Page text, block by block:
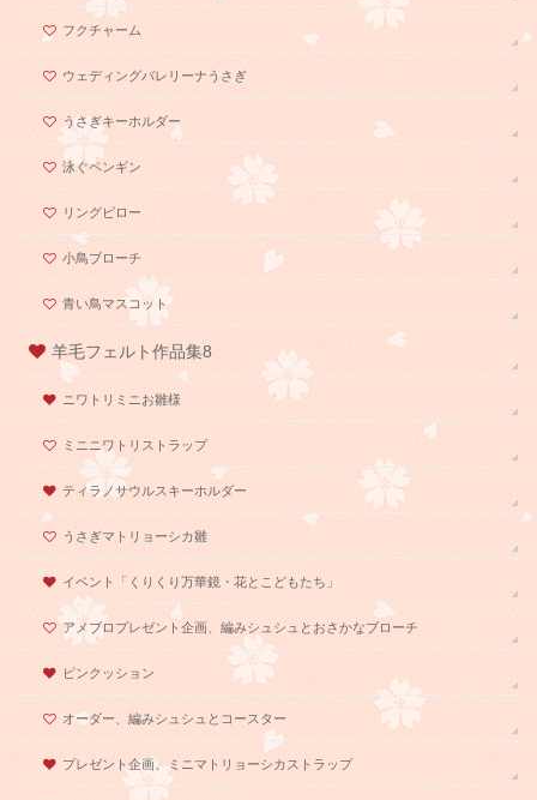
フクチャーム
ウェディングバレリーナうさぎ
うさぎキーホルダー
泳ぐペンギン
リングピロー
小鳥ブローチ
青い鳥マスコット
羊毛フェルト作品集8
ニワトリミニお雛様
ミニニワトリストラップ
ティラノサウルスキーホルダー
うさぎマトリョーシカ雛
イベント「くりくり万華鏡・花とこどもたち」
アメブロプレゼント企画、編みシュシュとおさかなブローチ
ピンクッション
オーダー、編みシュシュとコースター
プレゼント企画、ミニマトリョーシカストラップ